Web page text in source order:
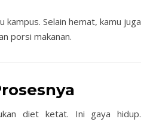
kampus. Selain hemat, kamu juga
porsi makanan.
diet ketat. Ini gaya hidup.